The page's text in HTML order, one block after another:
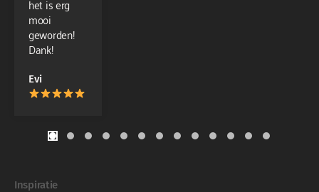
mooi
geworden!
Dank!
Evi
3 4 5 6 7 8 9 10 11 12 13
Inspiratie